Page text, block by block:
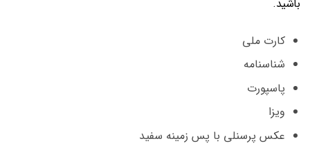
باشید.
کارت ملی
شناسنامه
پاسپورت
ویزا
عکس پرسنلی با پس زمینه سفید